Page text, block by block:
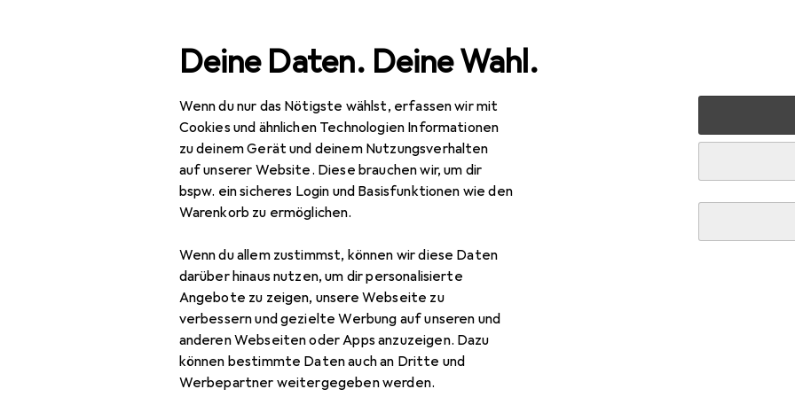
Deine Daten. Deine Wahl.
Wenn du nur das Nötigste wählst, erfassen wir mit
Cookies und ähnlichen Technologien Informationen
zu deinem Gerät und deinem Nutzungsverhalten
auf unserer Website. Diese brauchen wir, um dir
bspw. ein sicheres Login und Basisfunktionen wie den
Warenkorb zu ermöglichen.
Wenn du allem zustimmst, können wir diese Daten
darüber hinaus nutzen, um dir personalisierte
Angebote zu zeigen, unsere Webseite zu
verbessern und gezielte Werbung auf unseren und
anderen Webseiten oder Apps anzuzeigen. Dazu
können bestimmte Daten auch an Dritte und
Werbepartner weitergegeben werden.
Navigation nach Kategorien Gesamtsortiment Wohnen Lampen + Leuchten